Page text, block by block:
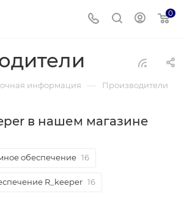
0
информация — Производители
в нашем магазине
обеспечение 16
R_keeper 16